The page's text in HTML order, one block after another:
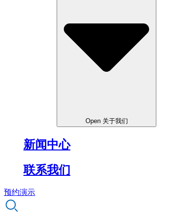
Open 关于我们
新闻中心
联系我们
预约演示